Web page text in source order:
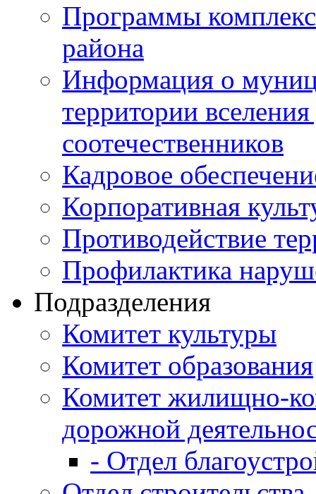
Программы
района
Информация о
территории
соотечественников
Кадровое
Корпоративная
Противодействие
Профилактика
Подразделения
Комитет культуры
Комитет образования
Комитет жилищно-
дорожной
- Отдел